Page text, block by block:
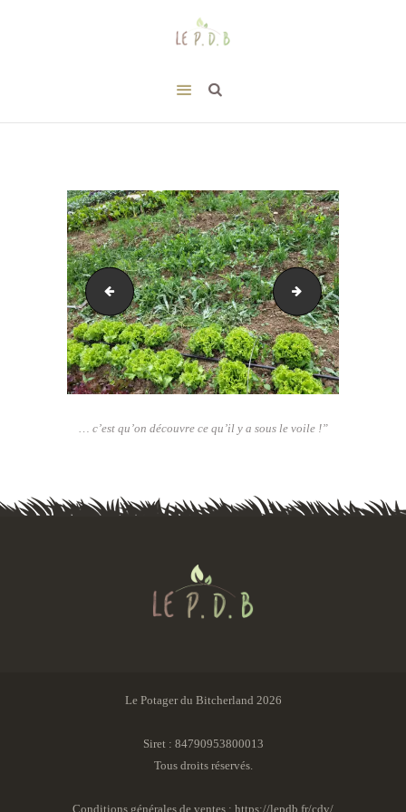
20220530_065641 20220530_120351
… c’est qu’on découvre ce qu’il y a sous le voile !”
Le Potager du Bitcherland 2026
Siret : 84790953800013
Tous droits réservés.
Conditions générales de ventes : https://lepdb.fr/cdv/